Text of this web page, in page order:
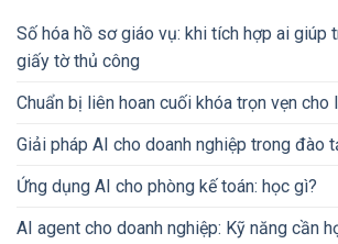
Số hóa hồ sơ giáo vụ: khi tích hợp ai giúp
giấy tờ thủ công
Chuẩn bị liên hoan cuối khóa trọn vẹn cho
Giải pháp AI cho doanh nghiệp trong đào
Ứng dụng AI cho phòng kế toán: học gì?
AI agent cho doanh nghiệp: Kỹ năng cần